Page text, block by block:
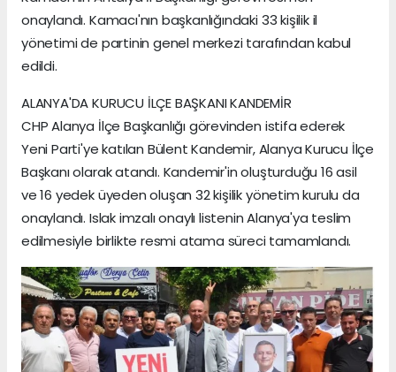
onaylandı. Kamacı'nın başkanlığındaki 33 kişilik il
yönetimi de partinin genel merkezi tarafından kabul
edildi.
ALANYA'DA KURUCU İLÇE BAŞKANI KANDEMİR
CHP Alanya İlçe Başkanlığı görevinden istifa ederek
Yeni Parti'ye katılan Bülent Kandemir, Alanya Kurucu İlçe
Başkanı olarak atandı. Kandemir'in oluşturduğu 16 asil
ve 16 yedek üyeden oluşan 32 kişilik yönetim kurulu da
onaylandı. Islak imzalı onaylı listenin Alanya'ya teslim
edilmesiyle birlikte resmi atama süreci tamamlandı.